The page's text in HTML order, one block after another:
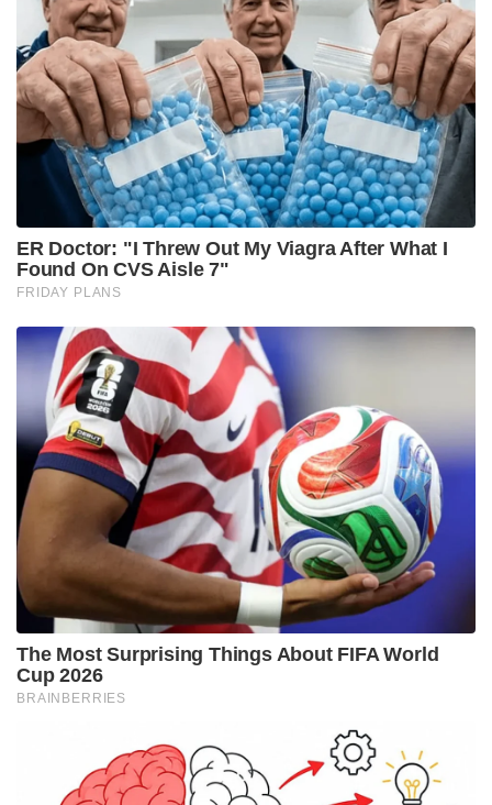
ഇടനിലക്കാരില്ലാതെ, നൂലാമാലകളില്ലാതെ,നേരിട്ട്
നടക്കുന്ന പ്രധാനമന്ത്രി കിസാൻ സമ്മാൻ യോജന
പദ്ധതി, കർഷകരുടെ ജീവിതം തന്നെ മാറ്റി
മറിച്ചിരിക്കുന്നുവെന്നും, ബിജെപി ഗവൺമെന്റിന്റെ
കാലഘട്ടത്തിൽ, അഞ്ചിരട്ടിയാക്കിയ കാർഷിക
ബഡ്ജറ്റും കാർഷിക വൃത്തിക്ക് ഒരുപാട്
ഗുണകരമായെന്നും പ്രധാനമന്ത്രി കൂട്ടിച്ചേർത്തു.
Tags: